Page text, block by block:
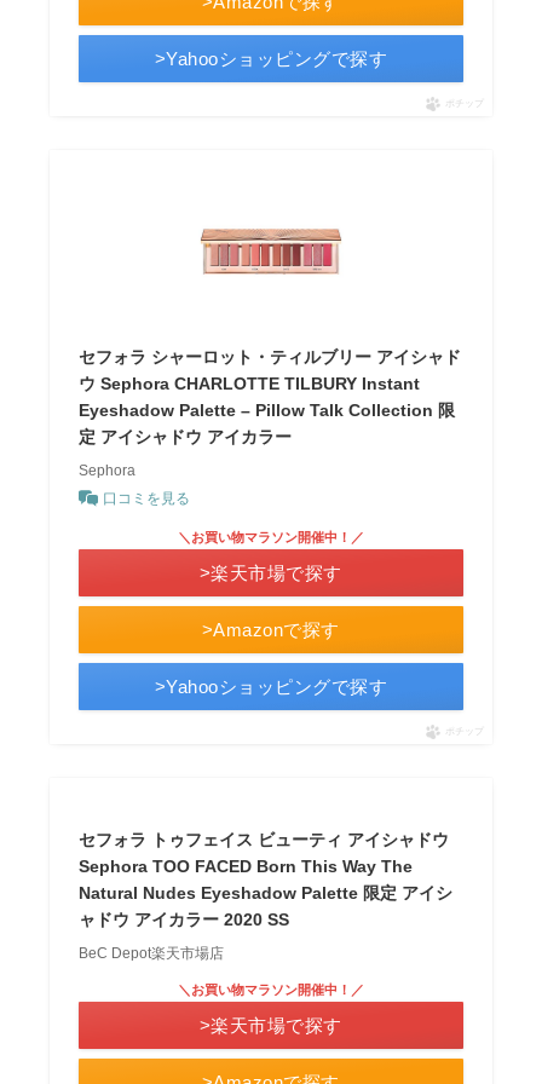
>Yahooショッピングで探す
ポチップ
セフォラ シャーロット・ティルブリー アイシャド
ウ Sephora CHARLOTTE TILBURY Instant
Eyeshadow Palette – Pillow Talk Collection 限
定 アイシャドウ アイカラー
Sephora
口コミを見る
>Amazonで探す
＼お買い物マラソン開催中！／
>楽天市場で探す
>Yahooショッピングで探す
ポチップ
セフォラ トゥフェイス ビューティ アイシャドウ
Sephora TOO FACED Born This Way The
Natural Nudes Eyeshadow Palette 限定 アイシ
ャドウ アイカラー 2020 SS
BeC Depot楽天市場店
＼お買い物マラソン開催中！／
>楽天市場で探す